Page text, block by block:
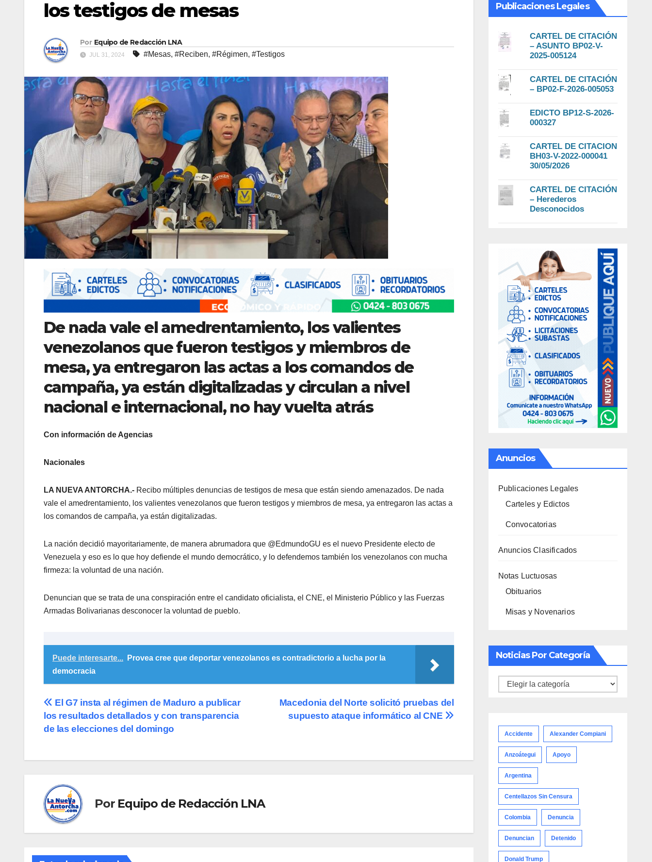
los testigos de mesas
Por Equipo de Redacción LNA
JUL 31, 2024 #Mesas, #Reciben, #Régimen, #Testigos
De nada vale el amedrentamiento, los valientes
venezolanos que fueron testigos y miembros de
mesa, ya entregaron las actas a los comandos de
campaña, ya están digitalizadas y circulan a nivel
nacional e internacional, no hay vuelta atrás
Con información de Agencias
Nacionales
LA NUEVA ANTORCHA.- Recibo múltiples denuncias de testigos de mesa que están siendo amenazados. De nada
vale el amedrentamiento, los valientes venezolanos que fueron testigos y miembros de mesa, ya entregaron las actas a
los comandos de campaña, ya están digitalizadas.
La nación decidió mayoritariamente, de manera abrumadora que @EdmundoGU es el nuevo Presidente electo de
Venezuela y eso es lo que hoy defiende el mundo democrático, y lo defendemos también los venezolanos con mucha
firmeza: la voluntad de una nación.
Denuncian que se trata de una conspiración entre el candidato oficialista, el CNE, el Ministerio Público y las Fuerzas
Armadas Bolivarianas desconocer la voluntad de pueblo.
Puede interesarte...
Provea cree que deportar venezolanos es contradictorio a lucha por la
democracia
Navegación
de
Macedonia del Norte solicitó pruebas del
supuesto ataque informático al CNE
El G7 insta al régimen de Maduro a publicar
los resultados detallados y con transparencia
de las elecciones del domingo
Por Equipo de Redacción LNA
Publicaciones Legales
CARTEL DE CITACIÓN
– ASUNTO BP02-V-
2025-005124
CARTEL DE CITACIÓN
– BP02-F-2026-005053
EDICTO BP12-S-2026-
000327
CARTEL DE CITACION
BH03-V-2022-000041
30/05/2026
CARTEL DE CITACIÓN
– Herederos
Desconocidos
Anuncios
Publicaciones Legales
Carteles y Edictos
Convocatorias
Anuncios Clasificados
Notas Luctuosas
Obituarios
Misas y Novenarios
Noticias Por Categoría
Noticias
Accidente Alexander Compiani
Anzoátegui Apoyo
Argentina
Centellazos Sin Censura
Colombia Denuncia
Denuncian Detenido
Donald Trump